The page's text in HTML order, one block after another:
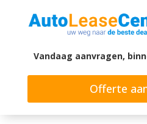
Vandaag aanvragen,
Offerte